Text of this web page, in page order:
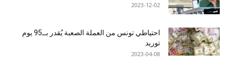
2023-12-02
احتياطي تونس من العملة الصعبة يُقدر بــ95 يوم
توريد
2023-04-08